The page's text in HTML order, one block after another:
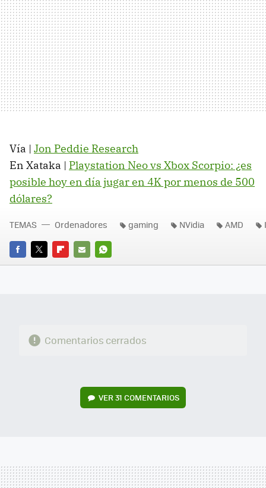
Vía | Jon Peddie Research
En Xataka | Playstation Neo vs Xbox Scorpio: ¿es
posible hoy en día jugar en 4K por menos de 500
dólares?
FACEBOOK
TWITTERFLIPBOARD
E-
WHATSAPP
TEMAS Ordenadores gaming NVidia AMD
Comentarios cerrados
VER31 COMENTARIOS